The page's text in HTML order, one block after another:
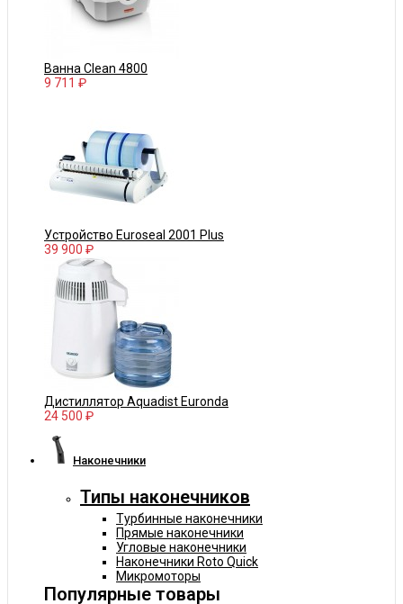
Ванна Clean 4800
9 711 ₽
Устройство Euroseal 2001 Plus
39 900 ₽
Дистиллятор Aquadist Euronda
24 500 ₽
Наконечники
Типы наконечников
Турбинные наконечники
Прямые наконечники
Угловые наконечники
Наконечники Roto Quick
Микромоторы
Популярные товары